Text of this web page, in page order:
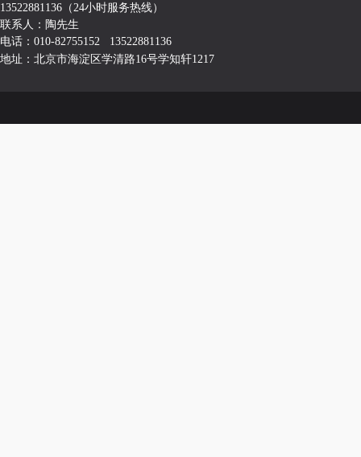
13522881136（24小时服务热线）
联系人：陶先生
电话：010-82755152 13522881136
地址：北京市海淀区学清路16号学知轩1217